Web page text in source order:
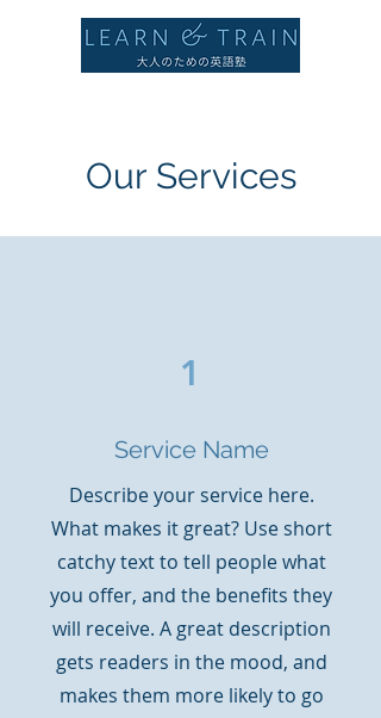
Our Services
1
Service Name
Describe your service here.
What makes it great? Use short
catchy text to tell people what
you offer, and the benefits they
will receive. A great description
gets readers in the mood, and
makes them more likely to go